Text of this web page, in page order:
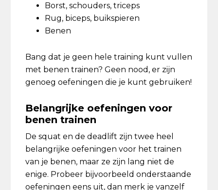
Borst, schouders, triceps
Rug, biceps, buikspieren
Benen
Bang dat je geen hele training kunt vullen
met benen trainen? Geen nood, er zijn
genoeg oefeningen die je kunt gebruiken!
Belangrijke oefeningen voor
benen trainen
De squat en de deadlift zijn twee heel
belangrijke oefeningen voor het trainen
van je benen, maar ze zijn lang niet de
enige. Probeer bijvoorbeeld onderstaande
oefeningen eens uit, dan merk je vanzelf